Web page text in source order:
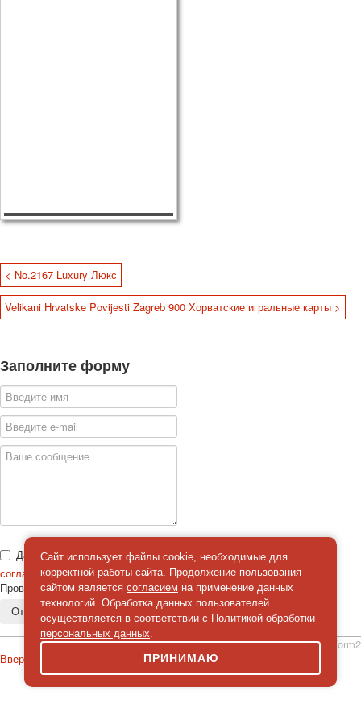
< No.2167 Luxury Люкс
Velikani Hrvatske Povijesti Zagreb 900 Хорватские игральные карты >
Заполните форму
Даю
согласиена обработку персональных данных
Проверка*
Отправить сообщение
simpleForm2
Вверх
Сайт использует файлы cookie, необходимые для
корректной работы сайта. Продолжение пользования
сайтом является согласием на применение данных
технологий. Обработка данных пользователей
осуществляется в соответствии с Политикой обработки
персональных данных.
ПРИНИМАЮ